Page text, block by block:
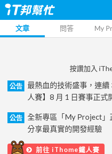
文章 問答 My
按讚加入
公告
最熱血的技術盛事，連
人賽】8 月 1 日賽事正式
公告
全新專區「My Project」
分享最真實的開發經驗
前往 iThome鐵人賽